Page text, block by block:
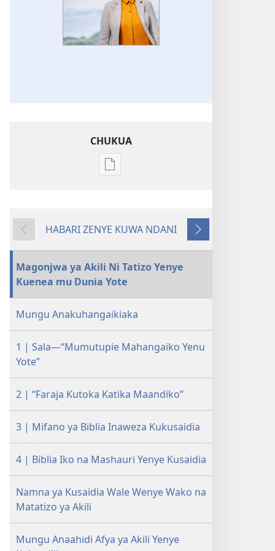
CHUKUA
Njia
vichapo
kielektroniki
MUNARA
WA
Afya
ya
Akili​
Inaweza
Kukusaidia
YENYE
KUTANGULIA
HABARI ZENYE KUWA NDANI
ENDELEA
Magonjwa ya Akili Ni Tatizo Yenye
Kuenea mu Dunia Yote
Mungu Anakuhangaikiaka
1 | Sala—“Mumutupie Mahangaiko Yenu
Yote”
2 | “Faraja Kutoka Katika Maandiko”
3 | Mifano ya Biblia Inaweza Kukusaidia
4 | Biblia Iko na Mashauri Yenye Kusaidia
Namna ya Kusaidia Wale Wenye Wako na
Matatizo ya Akili
Mungu Anaahidi Afya ya Akili Yenye